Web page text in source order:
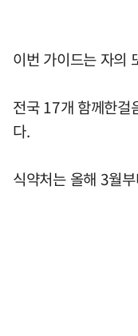
이번 가이드는 자의
전국 17개 함께한걸
다.
식약처는 올해 3월